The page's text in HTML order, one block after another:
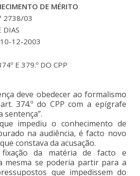
DE MÉRITO
2738/03
DIAS
12-2003
E 379.º DO CPP
deve obedecer ao formalismo
374.º do CPP com a epígrafe
sentença”.
impediu o conhecimento de
na audiência, é facto novo
constava da acusação.
da matéria de facto e
mesma se poderia partir para a
que impedissem do